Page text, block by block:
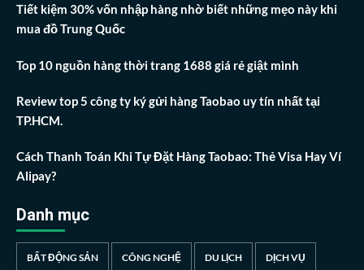
Tiết kiệm 30% vốn nhập hàng nhờ biết những mẹo này khi
mua đồ Trung Quốc
Top 10 nguồn hàng thời trang 1688 giá rẻ giật mình
Review top 5 công ty ký gửi hàng Taobao uy tín nhất tại
TP.HCM.
Cách Thanh Toán Khi Tự Đặt Hàng Taobao: Thẻ Visa Hay Ví
Alipay?
Danh mục
BẤT ĐỘNG SẢN CÔNG NGHỆ DU LỊCH DỊCH VỤ